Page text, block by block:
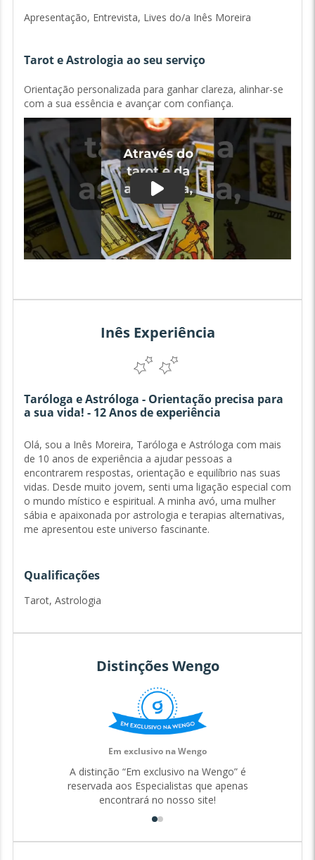
Apresentação, Entrevista, Lives do/a Inês Moreira
Tarot e Astrologia ao seu serviço
Orientação personalizada para ganhar clareza, alinhar-se
com a sua essência e avançar com confiança.
Inês Experiência
Taróloga e Astróloga - Orientação precisa para
a sua vida! - 12 Anos de experiência
Olá, sou a Inês Moreira, Taróloga e Astróloga com mais
de 10 anos de experiência a ajudar pessoas a
encontrarem respostas, orientação e equilíbrio nas suas
vidas. Desde muito jovem, senti uma ligação especial com
o mundo místico e espiritual. A minha avó, uma mulher
sábia e apaixonada por astrologia e terapias alternativas,
me apresentou este universo fascinante.
Foi através dos livros dela e das nossas longas conversas
que comecei a explorar o Tarot e a Astrologia,
ferramentas que rapidamente se tornaram essenciais na
A minha curiosidade levou-me a estudar Psicologia, para
aprofundar o meu conhecimento sobre a mente humana,
e mais tarde Jornalismo, para desenvolver as minhas
capacidades de comunicação. Estas formações
astróloga, permitindo-me oferecer uma abordagem clara,
empática e prática a quem me procura.
origens a encontrarem respostas para as suas dúvidas,
seja no amor, no trabalho, na família ou em questões
Qualificações
Tarot, Astrologia
Distinções Wengo
Em exclusivo na Wengo
A distinção “Em exclusivo na Wengo” é
reservada aos Especialistas que apenas
encontrará no nosso site!